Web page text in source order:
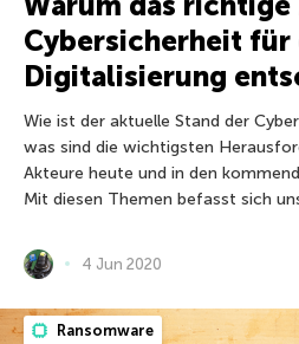
Cybersicherheit für
Digitalisierung
Wie ist der aktuelle Stand der
was sind die wichtigsten
Akteure heute und in den
Mit diesen Themen befasst sich
4 Jun 2020
Ransomware